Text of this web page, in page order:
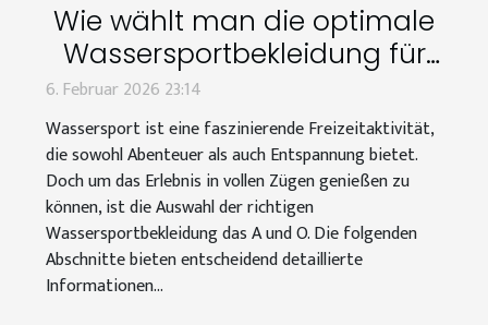
Wie wählt man die optimale
Wassersportbekleidung für
jede Jahreszeit?
6. Februar 2026 23:14
Wassersport ist eine faszinierende Freizeitaktivität,
die sowohl Abenteuer als auch Entspannung bietet.
Doch um das Erlebnis in vollen Zügen genießen zu
können, ist die Auswahl der richtigen
Wassersportbekleidung das A und O. Die folgenden
Abschnitte bieten entscheidend detaillierte
Informationen...